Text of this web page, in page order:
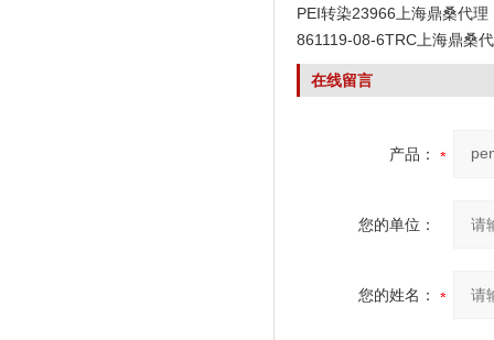
PEI转染23966上海鼎桑代理
861119-08-6TRC上海鼎桑
在线留言
产品：
您的单位：
您的姓名：